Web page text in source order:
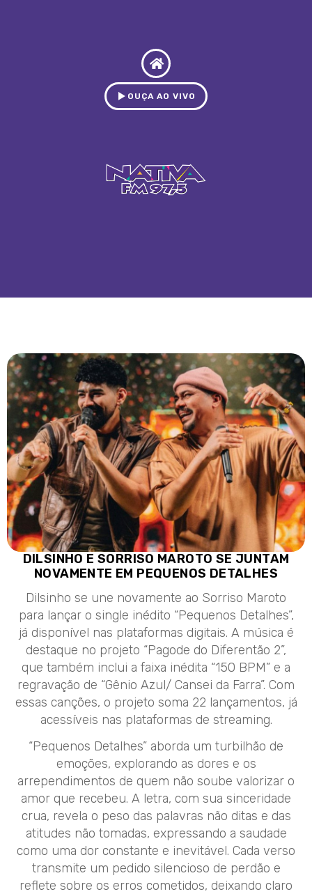
OUÇA AO VIVO
DILSINHO E SORRISO MAROTO SE JUNTAM
NOVAMENTE EM PEQUENOS DETALHES
Dilsinho se une novamente ao Sorriso Maroto
para lançar o single inédito “Pequenos Detalhes”,
já disponível nas plataformas digitais. A música é
destaque no projeto “Pagode do Diferentão 2”,
que também inclui a faixa inédita “150 BPM” e a
regravação de “Gênio Azul/ Cansei da Farra”. Com
essas canções, o projeto soma 22 lançamentos, já
acessíveis nas plataformas de streaming.
“Pequenos Detalhes” aborda um turbilhão de
emoções, explorando as dores e os
arrependimentos de quem não soube valorizar o
amor que recebeu. A letra, com sua sinceridade
crua, revela o peso das palavras não ditas e das
atitudes não tomadas, expressando a saudade
como uma dor constante e inevitável. Cada verso
transmite um pedido silencioso de perdão e
reflete sobre os erros cometidos, deixando claro